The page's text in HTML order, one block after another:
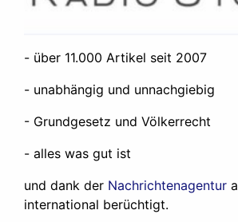
More Pages < >
Der Iran wird zu einem Verlierer
About the West Asia War 12.
Was ich und Radio Utopie so
- über 11.000 Artikel seit 2007
- unabhängig und unnachgiebig
- Grundgesetz und Völkerrecht
- alles was gut ist
und dank der Nachrichtenagentur
international berüchtigt.